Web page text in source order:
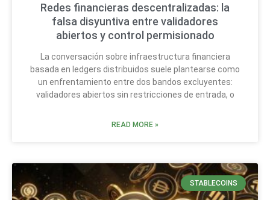
Redes financieras descentralizadas: la
falsa disyuntiva entre validadores
abiertos y control permisionado
La conversación sobre infraestructura financiera
basada en ledgers distribuidos suele plantearse como
un enfrentamiento entre dos bandos excluyentes:
validadores abiertos sin restricciones de entrada, o
READ MORE »
STABLECOINS